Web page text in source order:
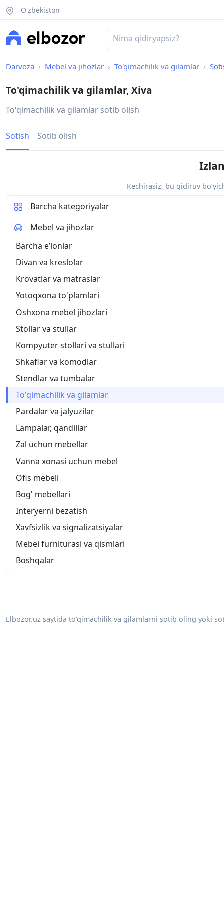
O'zbekiston
Darvoza Mebel va jihozlar To'qimachilik va gilamlar
To'qimachilik va gilamlar, Xiva
Toʻqimachilik va gilamlar sotib olish
Sotish Sotib olish
Kechirasiz, bu qidiruv
Barcha kategoriyalar
Mebel va jihozlar
Barcha eʼlonlar
Divan va kreslolar
Krovatlar va matraslar
Yotoqxona to'plamlari
Oshxona mebel jihozlari
Stollar va stullar
Kompyuter stollari va stullari
Shkaflar va komodlar
Stendlar va tumbalar
To'qimachilik va gilamlar
Pardalar va jalyuzilar
Lampalar, qandillar
Zal uchun mebellar
Vanna xonasi uchun mebel
Ofis mebeli
Bog' mebellari
Interyerni bezatish
Xavfsizlik va signalizatsiyalar
Mebel furniturasi va qismlari
Boshqalar
Elbozor.uz saytida to'qimachilik va gilamlarni sotib oling yoki